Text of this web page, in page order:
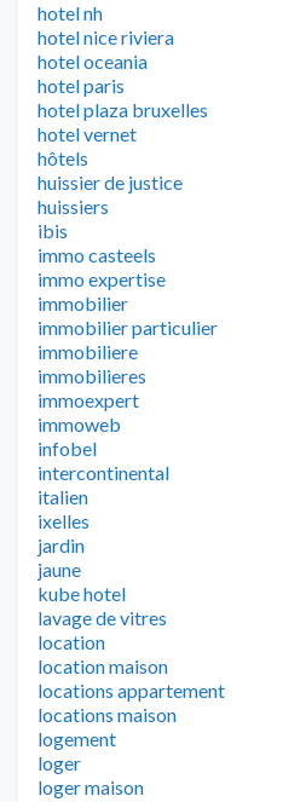
hotel nh
hotel nice riviera
hotel oceania
hotel paris
hotel plaza bruxelles
hotel vernet
hôtels
huissier de justice
huissiers
ibis
immo casteels
immo expertise
immobilier
immobilier particulier
immobiliere
immobilieres
immoexpert
immoweb
infobel
intercontinental
italien
ixelles
jardin
jaune
kube hotel
lavage de vitres
location
location maison
locations appartement
locations maison
logement
loger
loger maison